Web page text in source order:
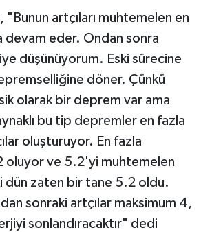
artçıları muhtemelen en
devam eder. Ondan sonra
düşünüyorum. Eski sürecine
döner. Çünkü
olarak bir deprem var ama
bu tip depremler en fazla
oluşturuyor. En fazla
oluyor ve 5.2'yi muhtemelen
dün zaten bir tane 5.2 oldu.
sonraki artçılar maksimum 4,
sonlandıracaktır" dedi